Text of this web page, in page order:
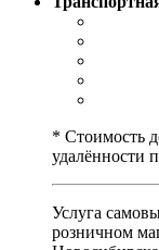
* Стоимость
удалённости
Услуга
розничном